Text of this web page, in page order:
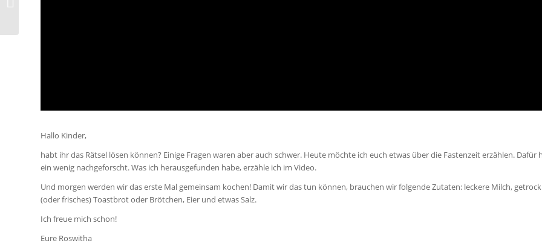
Hallo Kinder,
habt ihr das Rätsel lösen können? Einige Fragen waren aber auch schwer. Heute möchte ich euch etwas über die Fastenzeit erzählen. Dafür
ein wenig nachgeforscht. Was ich herausgefunden habe, erzähle ich im Video.
Und morgen werden wir das erste Mal gemeinsam kochen! Damit wir das tun können, brauchen wir folgende Zutaten: leckere Milch,
(oder frisches) Toastbrot oder Brötchen, Eier und etwas Salz.
Ich freue mich schon!
Eure Roswitha